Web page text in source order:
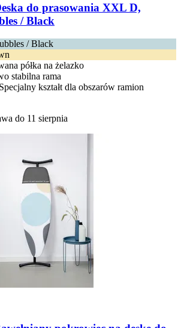
do prasowania XXL D,
/ Black
/ Black
półka na żelazko
stabilna rama
kształt dla obszarów ramion
do 11 sierpnia